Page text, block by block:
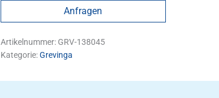
Anfragen
Artikelnummer: GRV-138045
Kategorie:Grevinga